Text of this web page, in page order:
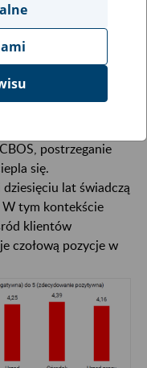
w urzędach.
na najwyższa
skali. Pracownicy
ręki” i uznani
postrzeganie
się.
lat świadczą
W tym kontekście
klientów
czołową pozycje w